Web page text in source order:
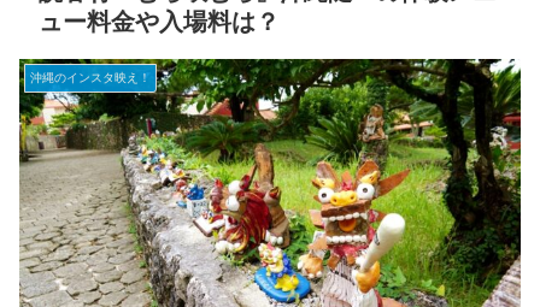
ュー料金や入場料は？
沖縄のインスタ映え！